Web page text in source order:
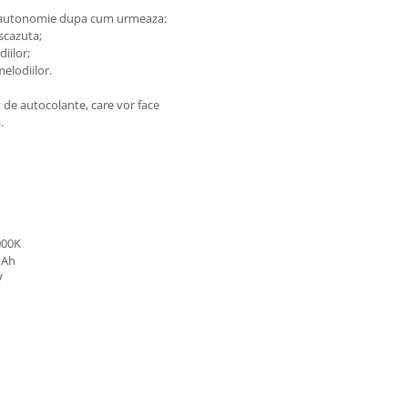
dupa cum urmeaza:
autocolante, care vor face